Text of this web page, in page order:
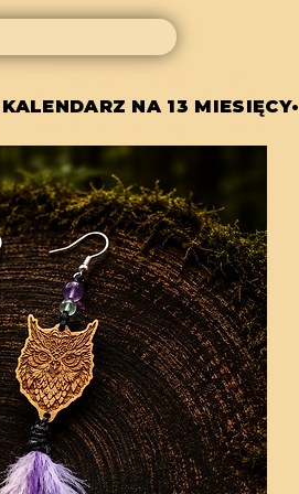
NA 13 MIESIĘCY•
NA 13 MIESIĘCY•